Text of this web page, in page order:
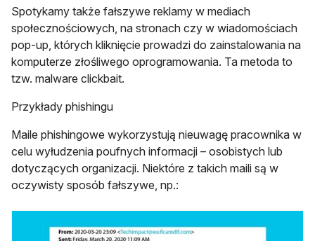
Spotykamy także fałszywe reklamy w mediach
społecznościowych, na stronach czy w wiadomościach
pop-up, których kliknięcie prowadzi do zainstalowania na
komputerze złośliwego oprogramowania. Ta metoda to
tzw. malware clickbait.
Przykłady phishingu
Maile phishingowe wykorzystują nieuwagę pracownika w
celu wyłudzenia poufnych informacji – osobistych lub
dotyczących organizacji. Niektóre z takich maili są w
oczywisty sposób fałszywe, np.: